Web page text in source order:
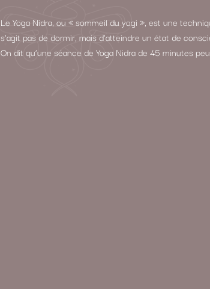
Le Yoga Nidra, ou « sommeil du yogi », est une
s’agit pas de dormir, mais d’atteindre un état de
On dit qu’une séance de Yoga Nidra de 45 minutes